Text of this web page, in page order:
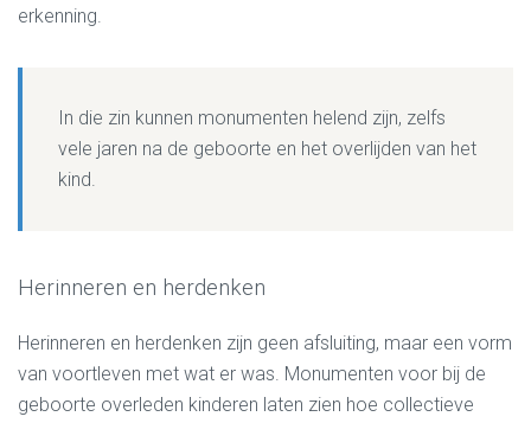
erkenning.
In die zin kunnen monumenten helend zijn, zelfs
vele jaren na de geboorte en het overlijden van het
kind.
Herinneren en herdenken
Herinneren en herdenken zijn geen afsluiting, maar een vorm
van voortleven met wat er was. Monumenten voor bij de
geboorte overleden kinderen laten zien hoe collectieve